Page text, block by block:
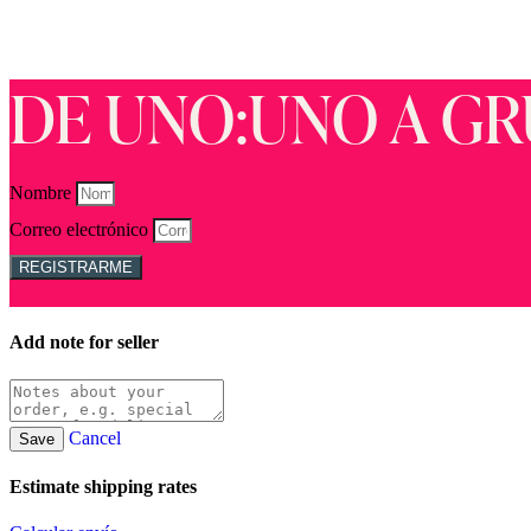
DE UNO:UNO A
Nombre
Correo electrónico
REGISTRARME
Add note for seller
Save Cancel
Estimate shipping rates